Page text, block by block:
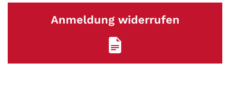
Anmeldung widerrufen